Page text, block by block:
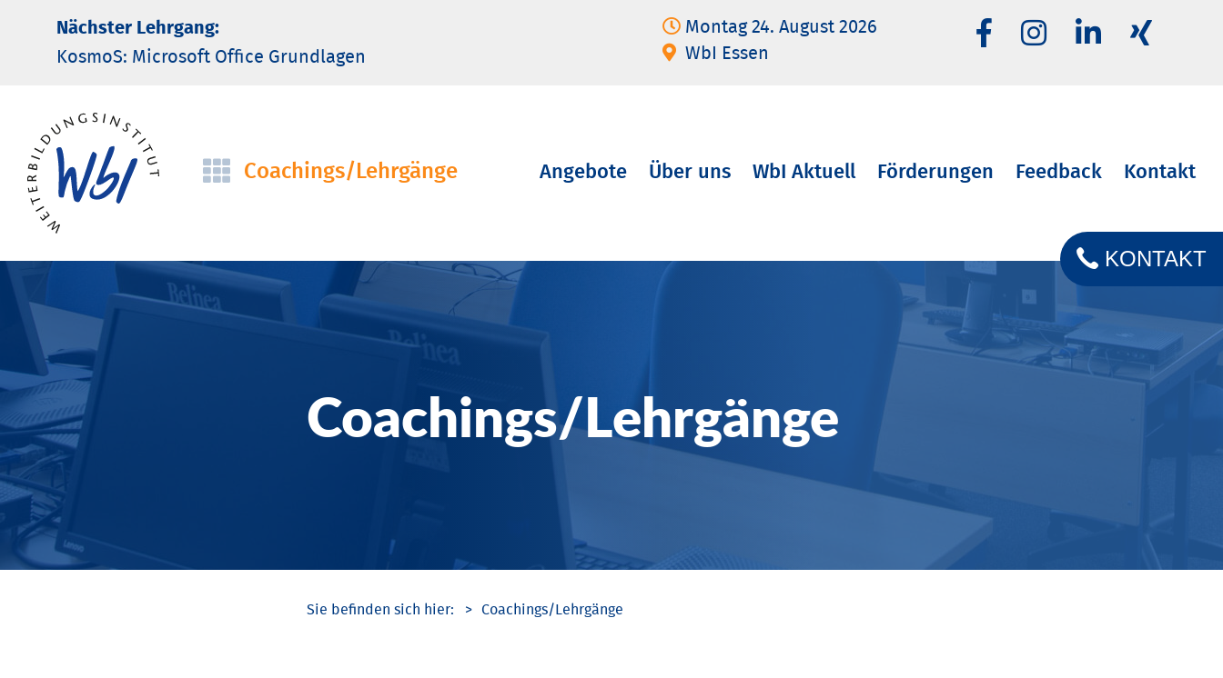
Nächster Lehrgang:
KosmoS: Microsoft Office Grund­lagen
Montag 24. August 2026
WbI Essen
Navigation
Coachings/­Lehrgänge
Navigation
Angebote Über uns WbI Aktuell Förderungen Feedback Kontakt
Coachings/­Lehrgänge
KONTAKT
Coachings/­Lehrgänge